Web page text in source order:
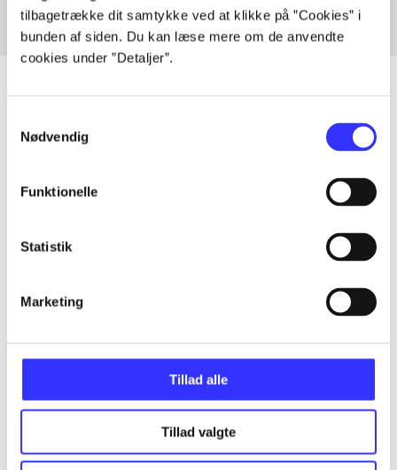
tilbagetrække dit samtykke ved at klikke på ”Cookies” i
bunden af siden. Du kan læse mere om de anvendte
cookies under ”Detaljer”.
Nødvendig
Funktionelle
Statistik
Marketing
Tillad alle
Tillad valgte
Artikler